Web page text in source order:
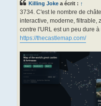
Killing Joke a écrit : ↑
3734. C'est le nombre de
interactive, moderne, filtrable,
contre l'URL est un peu dure à
https://thecastlemap.com/